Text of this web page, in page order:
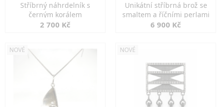
Stříbrný náhrdelník s
černým korálem
2 700 Kč
Unikátní stříbrná brož se
smaltem a říčními perlami
6 900 Kč
NOVÉ NOVÉ